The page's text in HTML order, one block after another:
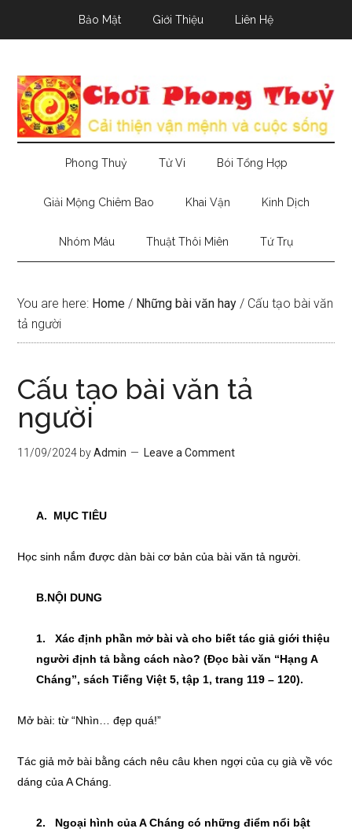
Bảo Mật Giới Thiệu Liên Hệ
Phong Thuỷ Tử Vi Bói Tổng Hợp
Giải Mộng Chiêm Bao Khai Vận Kinh Dịch
Nhóm Máu Thuật Thôi Miên Tứ Trụ
You are here: Home / Những bài văn hay / Cấu tạo bài văn
tả người
Cấu tạo bài văn tả
người
11/09/2024 byAdmin Leave a Comment
A. MỤC TIÊU
Học sinh nắm được dàn bài cơ bản của bài văn tả người.
B.NỘI DUNG
1. Xácđịnh phần mở bài và cho biết tác giả giới thiệu
người định tả bằng cách nào? (Đọc bài văn “Hạng A
Cháng”, sách Tiếng Việt 5, tập 1, trang 119 – 120).
Mở bài: từ “Nhìn… đẹp quá!”
Tác giả mở bài bằng cách nêu câu khen ngợi của cụ già về vóc
dáng của A Cháng.
2. Ngoại hình của A Cháng có những điểm nổi bật